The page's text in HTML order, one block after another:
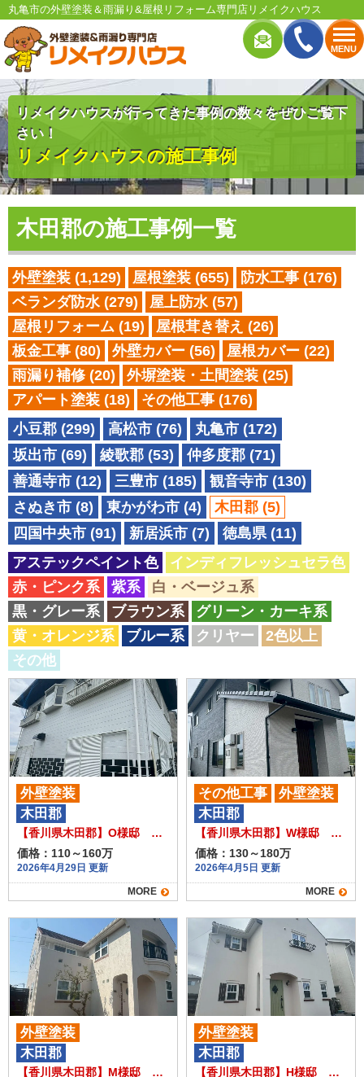
MENU
丸亀市の外壁塗装＆雨漏り&屋根リフォーム専門店リメイクハウス
リメイクハウスが行ってきた事例の数々をぜひご覧下
さい！
リメイクハウスの施工事例
木田郡の施工事例一覧
外壁塗装 (1,129) 屋根塗装 (655) 防水工事 (176)
ベランダ防水 (279) 屋上防水 (57)
屋根リフォーム (19) 屋根茸き替え (26)
板金工事 (80) 外壁カバー (56) 屋根カバー (22)
雨漏り補修 (20) 外塀塗装・土間塗装 (25)
アパート塗装 (18) その他工事 (176)
小豆郡 (299)
高松市 (76)
丸亀市 (172)
坂出市 (69)
綾歌郡 (53)
仲多度郡 (71)
善通寺市 (12)
三豊市 (185)
観音寺市 (130)
さぬき市 (8)
東かがわ市 (4)
木田郡 (5)
四国中央市 (91)
新居浜市 (7)
徳島県 (11)
アステックペイント色
インディフレッシュセラ色
赤・ピンク系
紫系
白・ベージュ系
黒・グレー系
ブラウン系
グリーン・カーキ系
黄・オレンジ系
ブルー系 クリヤー
2色以上
その他
【香川県木田郡】O様邸 外壁塗装工事（クリヤー塗装含む）
価格：110～160万
2026年4月29日 更新
MORE
外壁塗装
木田郡
【香川県木田郡】W様邸 外壁塗装工事（ツートンカラー・クリヤー塗装含む）
価格：130～180万
2026年4月5日 更新
MORE
その他工事
外壁塗装
木田郡
【香川県木田郡】M様邸 外壁塗装工事
外壁塗装
木田郡
【香川県木田郡】H様邸 外壁塗装工事（クリヤー塗装含む）
外壁塗装
木田郡